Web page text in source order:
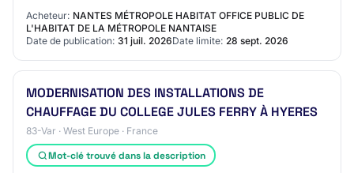
: 26.062 Type de marché : Services Pro…
Acheteur: NANTES MÉTROPOLE HABITAT OFFICE PUBLIC DE
L'HABITAT DE LA MÉTROPOLE NANTAISE
Date de publication: 31 juil. 2026Date limite: 28 sept. 2026
MODERNISATION DES INSTALLATIONS DE
CHAUFFAGE DU COLLEGE JULES FERRY À HYERES
83-Var · West Europe · France
Mot-clé trouvé dans la description